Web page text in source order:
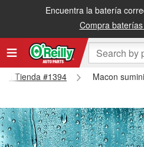
Encuentra la batería
Compra
Tienda #1394
Macon